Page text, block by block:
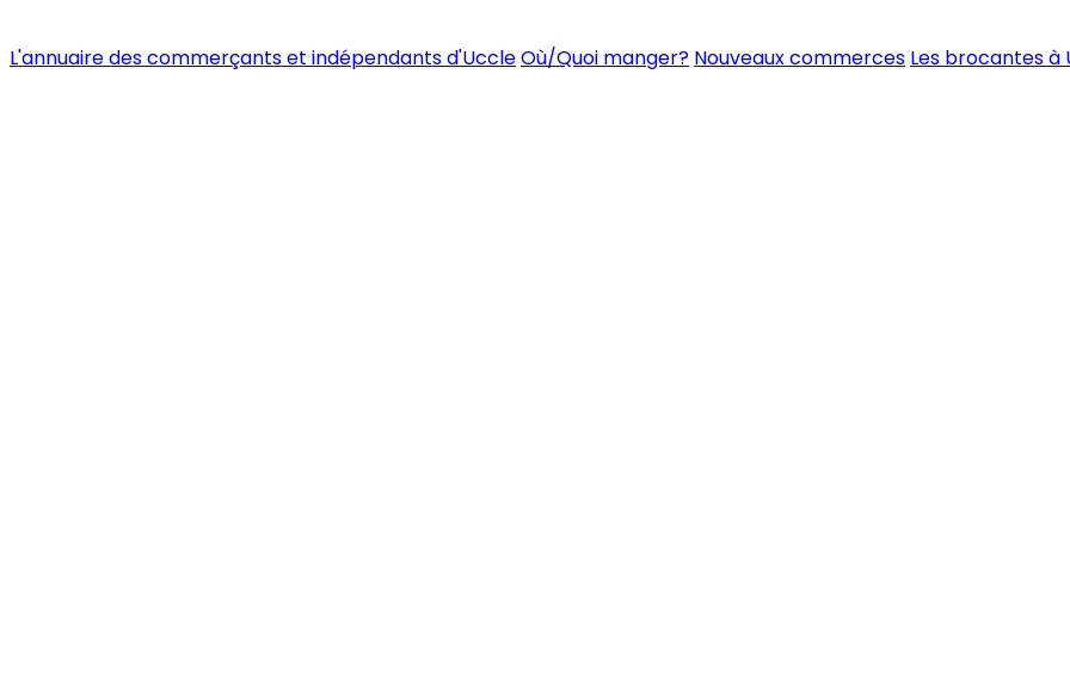
L'annuaire des commerçants et indépendants d'UccleOù/Quoi manger? Nouveaux commerces Les brocantes à